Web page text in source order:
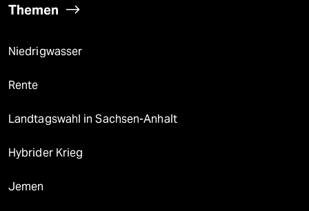
Themen
Niedrigwasser
Rente
Landtagswahl in Sachsen-Anhalt
Hybrider Krieg
Jemen